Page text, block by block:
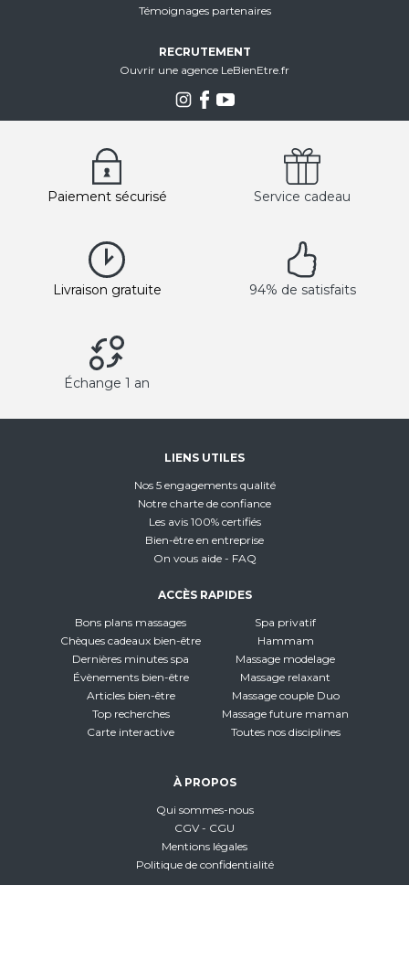
Témoignages partenaires
RECRUTEMENT
Ouvrir une agence LeBienEtre.fr
Paiement sécurisé Service cadeau
Livraison gratuite 94% de satisfaits
Échange 1 an
LIENS UTILES
Nos 5 engagements qualité
Notre charte de confiance
Les avis 100% certifiés
Bien-être en entreprise
On vous aide - FAQ
ACCÈS RAPIDES
Bons plans massages
Chèques cadeaux bien-être
Dernières minutes spa
Évènements bien-être
Articles bien-être
Top recherches
Carte interactive
Spa privatif
Hammam
Massage modelage
Massage relaxant
Massage couple Duo
Massage future maman
Toutes nos disciplines
À PROPOS
Qui sommes-nous
CGV - CGU
Mentions légales
Politique de confidentialité